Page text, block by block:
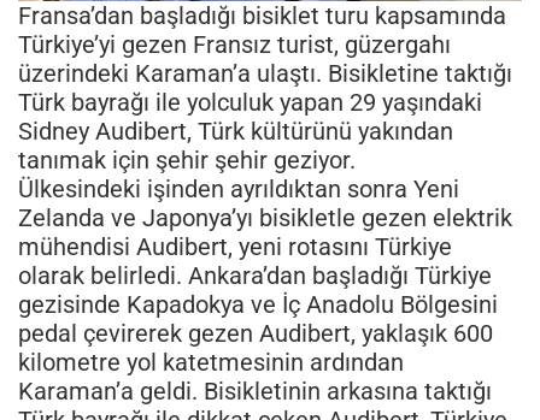
Fransa’dan başladığı bisiklet turu kapsamında
Türkiye’yi gezen Fransız turist, güzergahı
üzerindeki Karaman’a ulaştı. Bisikletine taktığı
Türk bayrağı ile yolculuk yapan 29 yaşındaki
Sidney Audibert, Türk kültürünü yakından
tanımak için şehir şehir geziyor.
Ülkesindeki işinden ayrıldıktan sonra Yeni
Zelanda ve Japonya’yı bisikletle gezen elektrik
mühendisi Audibert, yeni rotasını Türkiye
olarak belirledi. Ankara’dan başladığı Türkiye
gezisinde Kapadokya ve İç Anadolu Bölgesini
pedal çevirerek gezen Audibert, yaklaşık 600
kilometre yol katetmesinin ardından
Karaman’a geldi. Bisikletinin arkasına taktığı